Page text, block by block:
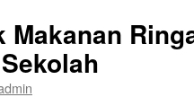
Makanan